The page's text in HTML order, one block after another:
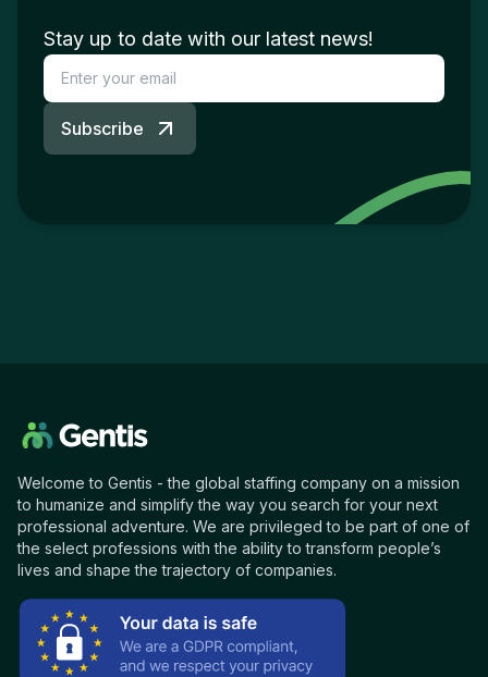
Stay up to date with our latest news!
Subscribe
Welcome to Gentis - the global staffing company on a mission
to humanize and simplify the way you search for your next
professional adventure. We are privileged to be part of one of
the select professions with the ability to transform people’s
lives and shape the trajectory of companies.